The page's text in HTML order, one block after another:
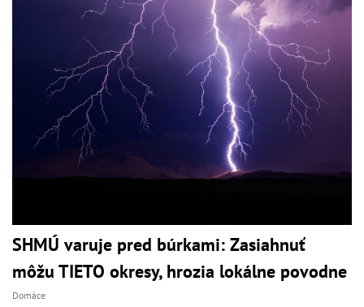
SHMÚ varuje pred búrkami: Zasiahnuť
môžu TIETO okresy, hrozia lokálne povodne
Domáce